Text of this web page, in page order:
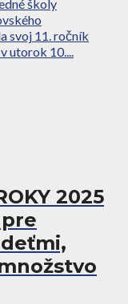
školy
svoj 11. ročník
utorok 10....
2025